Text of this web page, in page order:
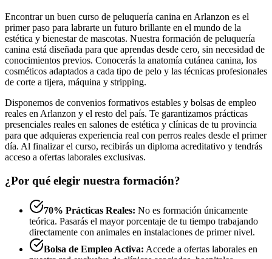
Encontrar un buen curso de peluquería canina en Arlanzon es el
primer paso para labrarte un futuro brillante en el mundo de la
estética y bienestar de mascotas. Nuestra formación de peluquería
canina está diseñada para que aprendas desde cero, sin necesidad de
conocimientos previos. Conocerás la anatomía cutánea canina, los
cosméticos adaptados a cada tipo de pelo y las técnicas profesionales
de corte a tijera, máquina y stripping.
Disponemos de convenios formativos estables y bolsas de empleo
reales en Arlanzon y el resto del país. Te garantizamos prácticas
presenciales reales en salones de estética y clínicas de tu provincia
para que adquieras experiencia real con perros reales desde el primer
día. Al finalizar el curso, recibirás un diploma acreditativo y tendrás
acceso a ofertas laborales exclusivas.
¿Por qué elegir nuestra formación?
70% Prácticas Reales: No es formación únicamente
teórica. Pasarás el mayor porcentaje de tu tiempo trabajando
directamente con animales en instalaciones de primer nivel.
Bolsa de Empleo Activa: Accede a ofertas laborales en